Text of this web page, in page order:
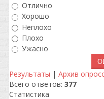
Отлично
Хорошо
Неплохо
Плохо
Ужасно
Результаты | Архив
Всего ответов: 377
Статистика